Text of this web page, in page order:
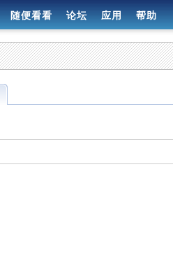
随便看看 论坛 应用 帮助